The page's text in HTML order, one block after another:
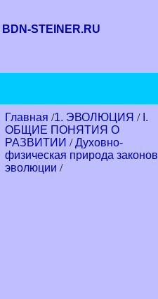
BDN-STEINER.RU
Главная /1. ЭВОЛЮЦИЯ / I.
ОБЩИЕ ПОНЯТИЯ О
РАЗВИТИИ /Духовно-
физическая природа законов
эволюции /